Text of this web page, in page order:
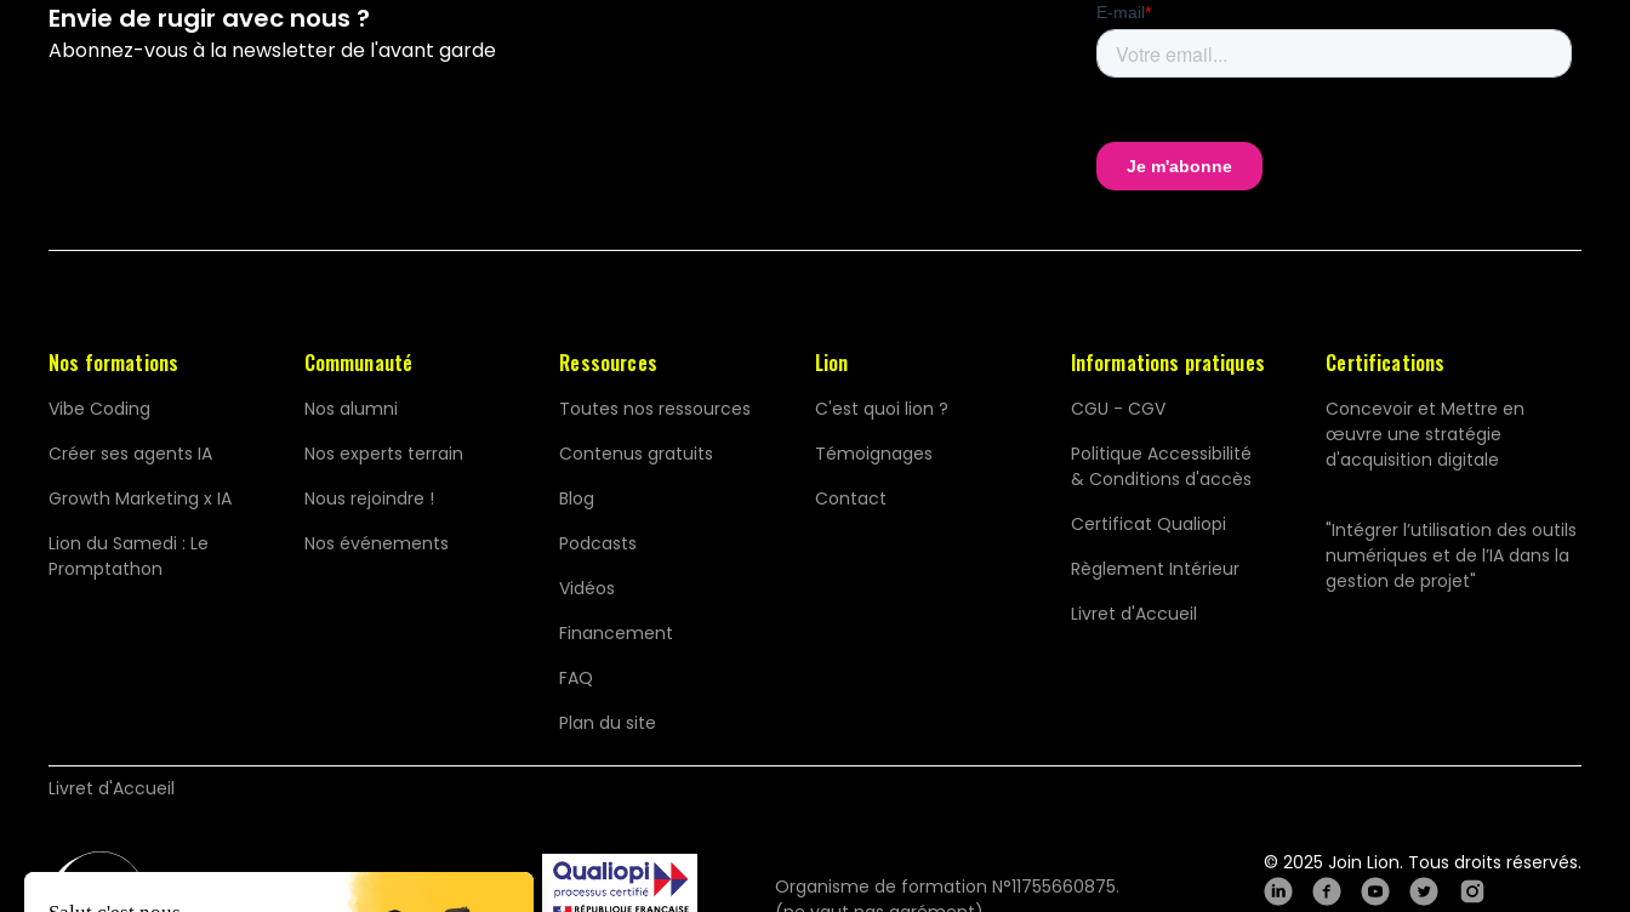
Envie de rugir avec nous ?
Abonnez-vous à la newsletter de l'avant garde
Nos formations
Vibe Coding
Créer ses agents IA
Growth Marketing x IA
Lion du Samedi : Le
Promptathon
Communauté
Nos alumni
Nos experts terrain
Nous rejoindre !
Nos événements
Ressources
Toutes nos ressources
Contenus gratuits
Blog
Podcasts
Vidéos
Financement
FAQ
Plan du site
Lion
C'est quoi lion ?
Témoignages
Contact
Informations pratiques
CGU - CGV
Politique Accessibilité
& Conditions d'accès
Certificat Qualiopi
Règlement Intérieur
Livret d'Accueil
Certifications
Concevoir et Mettre en
œuvre une stratégie
d'acquisition digitale
"Intégrer l’utilisation des outils
numériques et de l’IA dans la
gestion de projet"
Livret d'Accueil
Organisme de formation N°11755660875.
© 2025 Join Lion. Tous droits réservés.